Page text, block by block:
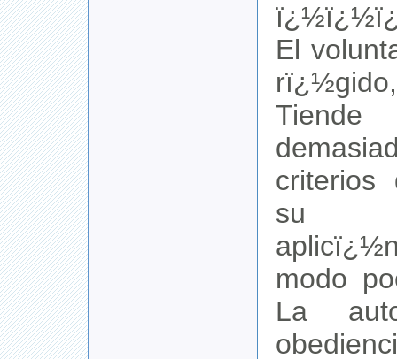
El
criterios
su
modo
La